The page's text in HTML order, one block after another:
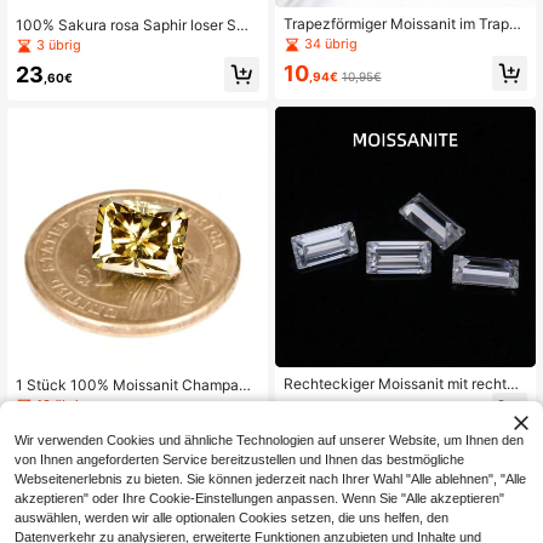
100% Sakura rosa Saphir loser Sma
ragd-Schnitt Edelstein für Charms
Hochwertiges Schmuckherstellung
smaterial DIY
3 übrig
23 ,60€
1 Stück 100% Moissanit Champagn
erfarbe D-Farbe Brillantschliff VVS1
at, DIY
13 übrig
14,68€
Trapezförmiger Moissanit im Trapez
-Schliff, geeignet für Anhänger, Hal
sketten, Ringe, Ohrstecker, Ohrring
e, Schmuck-Lose Steine
34 übrig
10 ,94€ 10,95€
Rechteckiger Moissanit mit rechte
m Winkel, rechtwinklig geschliffen,
geeignet für die Herstellung von An
hängern, Halsketten, Ringen, Ohrst
eckern, Ohrringen, Schmucklose St
eine
6
Wir verwenden Cookies und ähnliche Technologien auf unserer Website, um Ihnen den
von Ihnen angeforderten Service bereitzustellen und Ihnen das bestmögliche
Webseitenerlebnis zu bieten. Sie können jederzeit nach Ihrer Wahl "Alle ablehnen", "Alle
akzeptieren" oder Ihre Cookie-Einstellungen anpassen. Wenn Sie "Alle akzeptieren"
auswählen, werden wir alle optionalen Cookies setzen, die uns helfen, den
Datenverkehr zu analysieren, erweiterte Funktionen anzubieten und Inhalte und